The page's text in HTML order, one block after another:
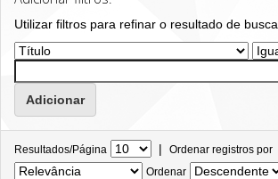
Utilizar filtros para refinar o resultado de busca.
Resultados/Página | Ordenar registros por
Ordenar